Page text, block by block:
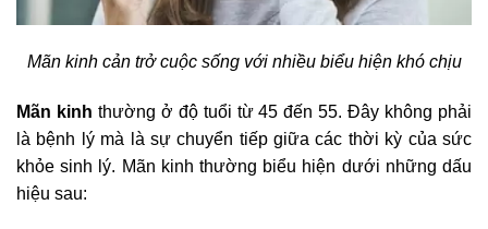
Mãn kinh cản trở cuộc sống với nhiều biểu hiện khó chịu
Mãn kinh thường ở độ tuổi từ 45 đến 55. Đây không phải
là bệnh lý mà là sự chuyển tiếp giữa các thời kỳ của sức
khỏe sinh lý. Mãn kinh thường biểu hiện dưới những dấu
hiệu sau: